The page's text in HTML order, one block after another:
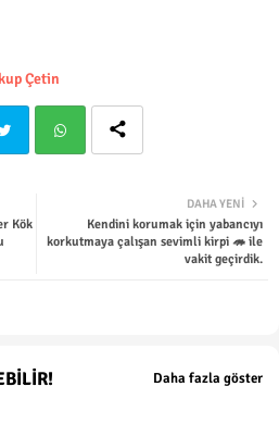
Çetin
DAHA YENI
Kendini korumak için yabancıyı
korkutmaya çalışan sevimli kirpi 🦔 ile
vakit geçirdik.
Kök
Daha fazla göster